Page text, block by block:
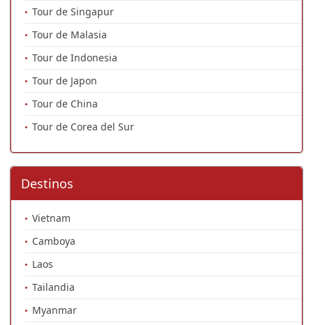
Tour de Singapur
Tour de Malasia
Tour de Indonesia
Tour de Japon
Tour de China
Tour de Corea del Sur
Destinos
Vietnam
Camboya
Laos
Tailandia
Myanmar